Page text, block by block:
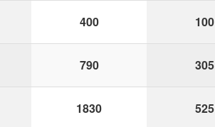
400 100
790 305
1830 525